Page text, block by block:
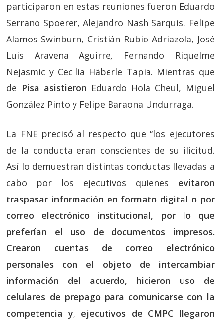
participaron en estas reuniones fueron Eduardo
Serrano Spoerer, Alejandro Nash Sarquis, Felipe
Alamos Swinburn, Cristián Rubio Adriazola, José
Luis Aravena Aguirre, Fernando Riquelme
Nejasmic y Cecilia Häberle Tapia. Mientras que
de Pisa asistieron Eduardo Hola Cheul, Miguel
González Pinto y Felipe Baraona Undurraga.
La FNE precisó al respecto que “los ejecutores
de la conducta eran conscientes de su ilicitud.
Así lo demuestran distintas conductas llevadas a
cabo por los ejecutivos quienes evitaron
traspasar información en formato digital o por
correo electrónico institucional, por lo que
preferían el uso de documentos impresos.
Crearon cuentas de correo electrónico
personales con el objeto de intercambiar
información del acuerdo, hicieron uso de
celulares de prepago para comunicarse con la
competencia y, ejecutivos de CMPC llegaron